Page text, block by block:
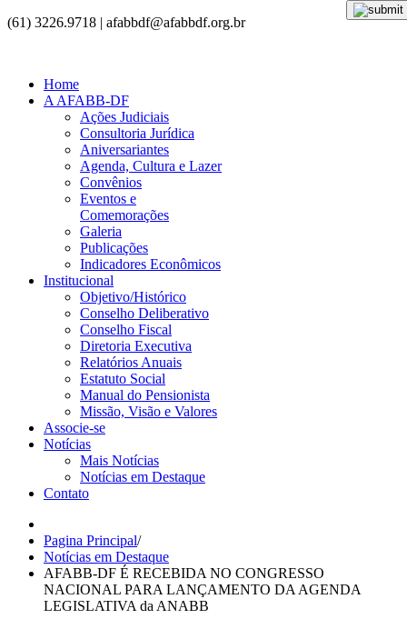
(61) 3226.9718 | afabbdf@afabbdf.org.br
Home
A AFABB-DF
Ações Judiciais
Consultoria Jurídica
Aniversariantes
Agenda, Cultura e Lazer
Convênios
Eventos e
Comemorações
Galeria
Publicações
Indicadores Econômicos
Institucional
Objetivo/Histórico
Conselho Deliberativo
Conselho Fiscal
Diretoria Executiva
Relatórios Anuais
Estatuto Social
Manual do Pensionista
Missão, Visão e Valores
Associe-se
Notícias
Mais Notícias
Notícias em Destaque
Contato
Pagina Principal/
Notícias em Destaque
AFABB-DF É RECEBIDA NO CONGRESSO
NACIONAL PARA LANÇAMENTO DA AGENDA
LEGISLATIVA da ANABB